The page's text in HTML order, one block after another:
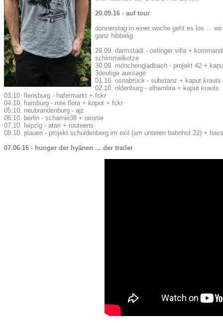
20.09.16 - auf tour
donnerstag in einer woche geht es los ...
ganz hibbelig
29.09. darmstadt - oetinger villa +
schimmelkotze
30.09. mönchengladbach - projekt 42 +
3deutige aussage
01.10. osnabrück - substanz + kaput krauts
02.10. oldenburg - alhambra + kaput krauts
03.10. flensburg - hafermarkt + fckr
04.10. hamburg - rote flora + kopot + fckr
05.10. neubrandenburg - ajz
06.10. berlin - scharnie38 + oironie
07.10. leipzig - atari + routeens
08.10. plauen - projekt schuldenberg im exil (am unteren bahnhof 22) +
07.06.16 - hunger der hyänen ... der trailer